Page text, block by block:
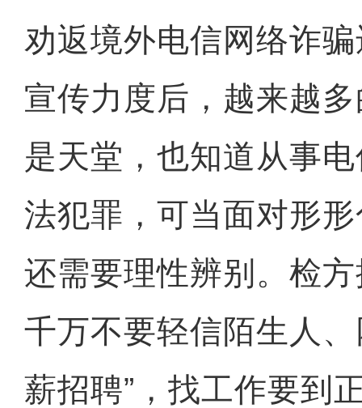
劝返境外电信网络诈
宣传力度后，越来越
是天堂，也知道从事
法犯罪，可当面对形
还需要理性辨别。检
千万不要轻信陌生人
薪招聘”，找工作要到